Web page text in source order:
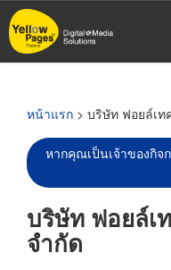
ข้าม
ไป
หน้าแรก > บริษัท ฟอยล์เท
หากคุณเป็นเจ้าของกิจ
บริษัท ฟอยล์เ
จำกัด